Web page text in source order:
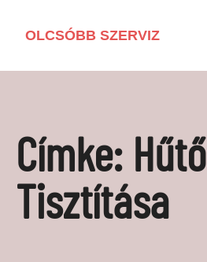
OLCSÓBB SZERVIZ
LAKÁSFELÚJÍTÁS
VEGYSZERMENTES HÁZTARTÁS
BARKÁCSOLÁS
Címke: Hűtő
Tisztítása